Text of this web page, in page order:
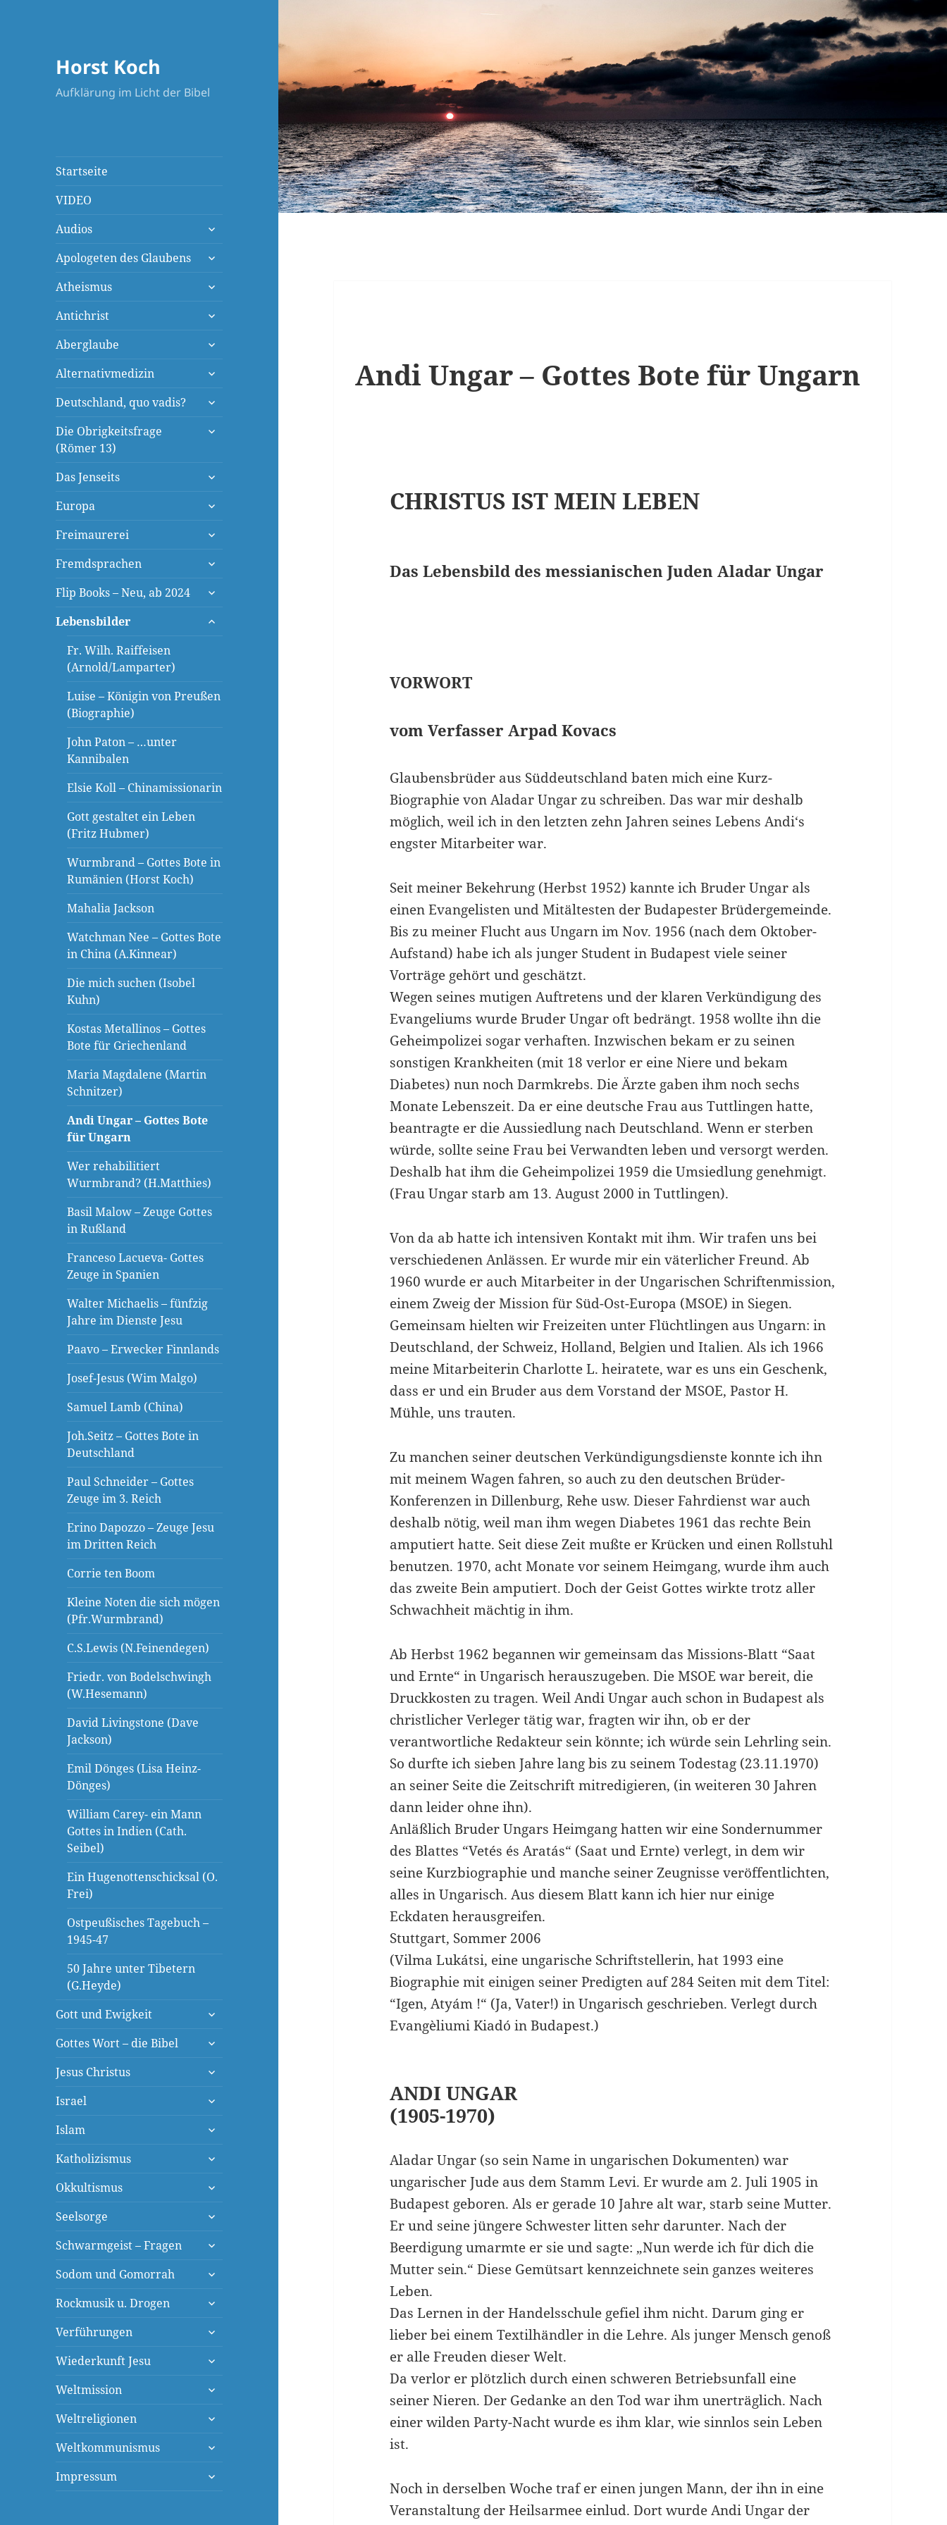
Horst Koch
Aufklärung im Licht der Bibel
Startseite
VIDEO
Audios
untermenü
Apologeten des Glaubens
untermenü
Atheismus
untermenü
Antichrist
untermenü
Aberglaube
untermenü
Alternativmedizin
untermenü
Deutschland, quo vadis?
untermenü
Die Obrigkeitsfrage
(Römer 13)
untermenü
Das Jenseits
untermenü
Europa
untermenü
Freimaurerei
untermenü
Fremdsprachen
untermenü
Flip Books – Neu, ab 2024
untermenü
Lebensbilder
untermenü
Fr. Wilh. Raiffeisen
(Arnold/Lamparter)
Luise – Königin von Preußen
(Biographie)
John Paton – …unter
Kannibalen
Elsie Koll – Chinamissionarin
Gott gestaltet ein Leben
(Fritz Hubmer)
Wurmbrand – Gottes Bote in
Rumänien (Horst Koch)
Mahalia Jackson
Watchman Nee – Gottes Bote
in China (A.Kinnear)
Die mich suchen (Isobel
Kuhn)
Kostas Metallinos – Gottes
Bote für Griechenland
Maria Magdalene (Martin
Schnitzer)
Andi Ungar – Gottes Bote
für Ungarn
Wer rehabilitiert
Wurmbrand? (H.Matthies)
Basil Malow – Zeuge Gottes
in Rußland
Franceso Lacueva- Gottes
Zeuge in Spanien
Walter Michaelis – fünfzig
Jahre im Dienste Jesu
Paavo – Erwecker Finnlands
Josef-Jesus (Wim Malgo)
Samuel Lamb (China)
Joh.Seitz – Gottes Bote in
Deutschland
Paul Schneider – Gottes
Zeuge im 3. Reich
Erino Dapozzo – Zeuge Jesu
im Dritten Reich
Corrie ten Boom
Kleine Noten die sich mögen
(Pfr.Wurmbrand)
C.S.Lewis (N.Feinendegen)
Friedr. von Bodelschwingh
(W.Hesemann)
David Livingstone (Dave
Jackson)
Emil Dönges (Lisa Heinz-
Dönges)
William Carey- ein Mann
Gottes in Indien (Cath.
Seibel)
Ein Hugenottenschicksal (O.
Frei)
Ostpeußisches Tagebuch –
1945-47
50 Jahre unter Tibetern
(G.Heyde)
Gott und Ewigkeit
untermenü
Gottes Wort – die Bibel
untermenü
Jesus Christus
untermenü
Israel
untermenü
Islam
untermenü
Katholizismus
untermenü
Okkultismus
untermenü
Seelsorge
untermenü
Schwarmgeist – Fragen
untermenü
Sodom und Gomorrah
untermenü
Rockmusik u. Drogen
untermenü
Verführungen
untermenü
Wiederkunft Jesu
untermenü
Weltmission
untermenü
Weltreligionen
untermenü
Weltkommunismus
untermenü
Impressum
untermenü
Andi Ungar – Gottes Bote für Ungarn
CHRISTUS IST MEIN LEBEN
Das Lebensbild des messianischen Juden Aladar Ungar
VORWORT
vom Verfasser Arpad Kovacs
Glaubensbrüder aus Süddeutschland baten mich eine Kurz-
Biographie von Aladar Ungar zu schreiben. Das war mir deshalb
möglich, weil ich in den letzten zehn Jahren seines Lebens Andi‘s
engster Mitarbeiter war.
Seit meiner Bekehrung (Herbst 1952) kannte ich Bruder Ungar als
einen Evangelisten und Mitältesten der Budapester Brüdergemeinde.
Bis zu meiner Flucht aus Ungarn im Nov. 1956 (nach dem Oktober-
Aufstand) habe ich als junger Student in Budapest viele seiner
Vorträge gehört und geschätzt.
Wegen seines mutigen Auftretens und der klaren Verkündigung des
Evangeliums wurde Bruder Ungar oft bedrängt. 1958 wollte ihn die
Geheimpolizei sogar verhaften. Inzwischen bekam er zu seinen
sonstigen Krankheiten (mit 18 verlor er eine Niere und bekam
Diabetes) nun noch Darmkrebs. Die Ärzte gaben ihm noch sechs
Monate Lebenszeit. Da er eine deutsche Frau aus Tuttlingen hatte,
beantragte er die Aussiedlung nach Deutschland. Wenn er sterben
würde, sollte seine Frau bei Verwandten leben und versorgt werden.
Deshalb hat ihm die Geheimpolizei 1959 die Umsiedlung genehmigt.
(Frau Ungar starb am 13. August 2000 in Tuttlingen).
Von da ab hatte ich intensiven Kontakt mit ihm. Wir trafen uns bei
verschiedenen Anlässen. Er wurde mir ein väterlicher Freund. Ab
1960 wurde er auch Mitarbeiter in der Ungarischen Schriftenmission,
einem Zweig der Mission für Süd-Ost-Europa (MSOE) in Siegen.
Gemeinsam hielten wir Freizeiten unter Flüchtlingen aus Ungarn: in
Deutschland, der Schweiz, Holland, Belgien und Italien. Als ich 1966
meine Mitarbeiterin Charlotte L. heiratete, war es uns ein Geschenk,
dass er und ein Bruder aus dem Vorstand der MSOE, Pastor H.
Mühle, uns trauten.
Zu manchen seiner deutschen Verkündigungsdienste konnte ich ihn
mit meinem Wagen fahren, so auch zu den deutschen Brüder-
Konferenzen in Dillenburg, Rehe usw. Dieser Fahrdienst war auch
deshalb nötig, weil man ihm wegen Diabetes 1961 das rechte Bein
amputiert hatte. Seit diese Zeit mußte er Krücken und einen Rollstuhl
benutzen. 1970, acht Monate vor seinem Heimgang, wurde ihm auch
das zweite Bein amputiert. Doch der Geist Gottes wirkte trotz aller
Schwachheit mächtig in ihm.
Ab Herbst 1962 begannen wir gemeinsam das Missions-Blatt “Saat
und Ernte“ in Ungarisch herauszugeben. Die MSOE war bereit, die
Druckkosten zu tragen. Weil Andi Ungar auch schon in Budapest als
christlicher Verleger tätig war, fragten wir ihn, ob er der
verantwortliche Redakteur sein könnte; ich würde sein Lehrling sein.
So durfte ich sieben Jahre lang bis zu seinem Todestag (23.11.1970)
an seiner Seite die Zeitschrift mitredigieren, (in weiteren 30 Jahren
dann leider ohne ihn).
Anläßlich Bruder Ungars Heimgang hatten wir eine Sondernummer
des Blattes “Vetés és Aratás“ (Saat und Ernte) verlegt, in dem wir
seine Kurzbiographie und manche seiner Zeugnisse veröffentlichten,
alles in Ungarisch. Aus diesem Blatt kann ich hier nur einige
Eckdaten herausgreifen.
Stuttgart, Sommer 2006
(Vilma Lukátsi, eine ungarische Schriftstellerin, hat 1993 eine
Biographie mit einigen seiner Predigten auf 284 Seiten mit dem Titel:
“Igen, Atyám !“ (Ja, Vater!) in Ungarisch geschrieben. Verlegt durch
Evangèliumi Kiadó in Budapest.)
ANDI UNGAR
(1905-1970)
Aladar Ungar (so sein Name in ungarischen Dokumenten) war
ungarischer Jude aus dem Stamm Levi. Er wurde am 2. Juli 1905 in
Budapest geboren. Als er gerade 10 Jahre alt war, starb seine Mutter.
Er und seine jüngere Schwester litten sehr darunter. Nach der
Beerdigung umarmte er sie und sagte: „Nun werde ich für dich die
Mutter sein.“ Diese Gemütsart kennzeichnete sein ganzes weiteres
Leben.
Das Lernen in der Handelsschule gefiel ihm nicht. Darum ging er
lieber bei einem Textilhändler in die Lehre. Als junger Mensch genoß
er alle Freuden dieser Welt.
Da verlor er plötzlich durch einen schweren Betriebsunfall eine
seiner Nieren. Der Gedanke an den Tod war ihm unerträglich. Nach
einer wilden Party-Nacht wurde es ihm klar, wie sinnlos sein Leben
ist.
Noch in derselben Woche traf er einen jungen Mann, der ihn in eine
Veranstaltung der Heilsarmee einlud. Dort wurde Andi Ungar der